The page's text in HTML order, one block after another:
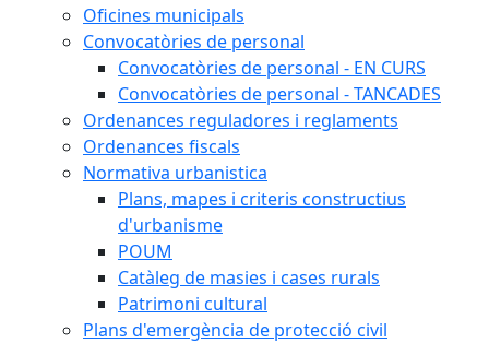
Oficines municipals
Convocatòries de personal
Convocatòries de personal - EN CURS
Convocatòries de personal - TANCADES
Ordenances reguladores i reglaments
Ordenances fiscals
Normativa urbanistica
Plans, mapes i criteris constructius
d'urbanisme
POUM
Catàleg de masies i cases rurals
Patrimoni cultural
Plans d'emergència de protecció civil